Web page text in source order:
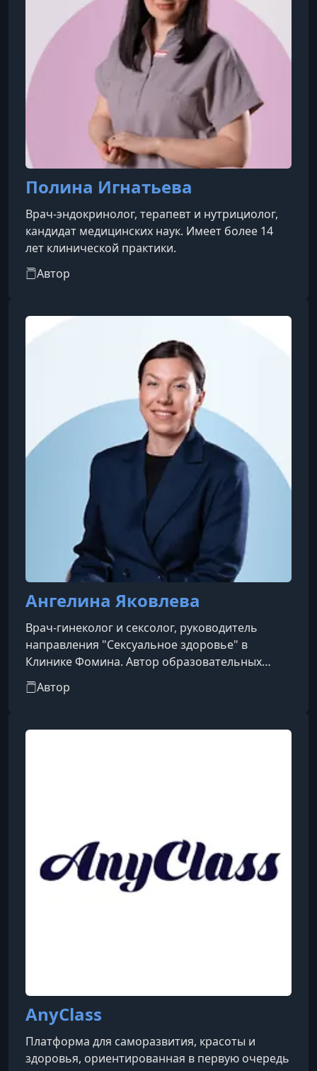
Полина Игнатьева
Врач-эндокринолог, терапевт и нутрициолог,
кандидат медицинских наук. Имеет более 14
лет клинической практики.
Автор
Ангелина Яковлева
Врач-гинеколог и сексолог, руководитель
направления "Сексуальное здоровье" в
Клинике Фомина. Автор образовательных
проектов и блогов, занимающийся
популяризацией научного подхода к вопросам
Автор
AnyClass
Платформа для саморазвития, красоты и
здоровья, ориентированная в первую очередь